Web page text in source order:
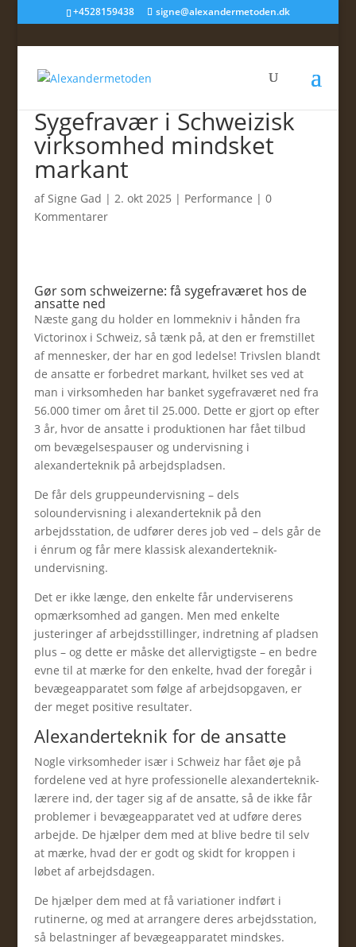
+4528159438 signe@alexandermetoden.dk
Sygefravær i Schweizisk
virksomhed mindsket
markant
afSigne Gad | 2. okt 2025 | Performance | 0
Kommentarer
Gør som schweizerne: få sygefraværet hos de
ansatte ned
Næste gang du holder en lommekniv i hånden fra
Victorinox i Schweiz, så tænk på, at den er fremstillet
af mennesker, der har en god ledelse! Trivslen blandt
de ansatte er forbedret markant, hvilket ses ved at
man i virksomheden har banket sygefraværet ned fra
56.000 timer om året til 25.000. Dette er gjort op efter
3 år, hvor de ansatte i produktionen har fået tilbud
om bevægelsespauser og undervisning i
alexanderteknik på arbejdspladsen.
De får dels gruppeundervisning – dels
soloundervisning i alexanderteknik på den
arbejdsstation, de udfører deres job ved – dels går de
i énrum og får mere klassisk alexanderteknik-
undervisning.
Det er ikke længe, den enkelte får underviserens
opmærksomhed ad gangen. Men med enkelte
justeringer af arbejdsstillinger, indretning af pladsen
plus – og dette er måske det allervigtigste – en bedre
evne til at mærke for den enkelte, hvad der foregår i
bevægeapparatet som følge af arbejdsopgaven, er
der meget positive resultater.
Alexanderteknik for de ansatte
Nogle virksomheder især i Schweiz har fået øje på
fordelene ved at hyre professionelle alexanderteknik-
lærere ind, der tager sig af de ansatte, så de ikke får
problemer i bevægeapparatet ved at udføre deres
arbejde. De hjælper dem med at blive bedre til selv
at mærke, hvad der er godt og skidt for kroppen i
løbet af arbejdsdagen.
De hjælper dem med at få variationer indført i
rutinerne, og med at arrangere deres arbejdsstation,
så belastninger af bevægeapparatet mindskes.